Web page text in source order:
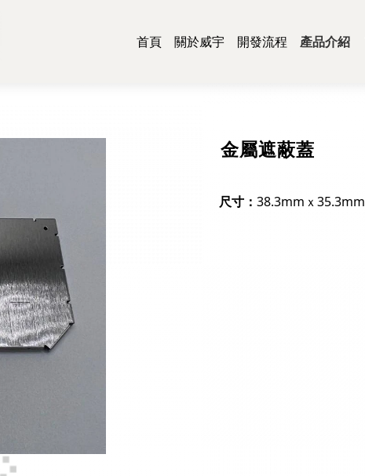
首頁 關於威宇 開發流程 產品介紹
金屬遮蔽蓋
尺寸： 38.3mmｘ35.3mm